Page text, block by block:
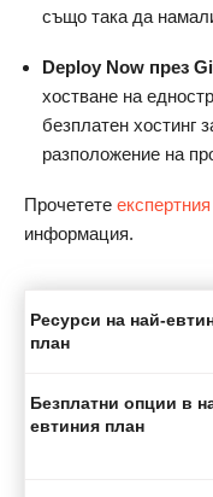
също така да
Deploy Now през
хостване на
безплатен хостинг
разположение на
Прочетете
информация.
Ресурси на най-
план
Безплатни опции в
евтиния план